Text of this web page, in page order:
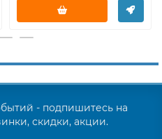
- подпишитесь на
скидки, акции.